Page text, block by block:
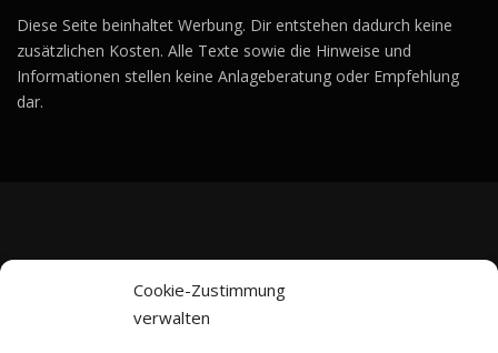
Cookie-Zustimmung
verwalten
Diese Seite beinhaltet Werbung. Dir entstehen dadurch keine
zusätzlichen Kosten. Alle Texte sowie die Hinweise und
Informationen stellen keine Anlageberatung oder Empfehlung
dar.